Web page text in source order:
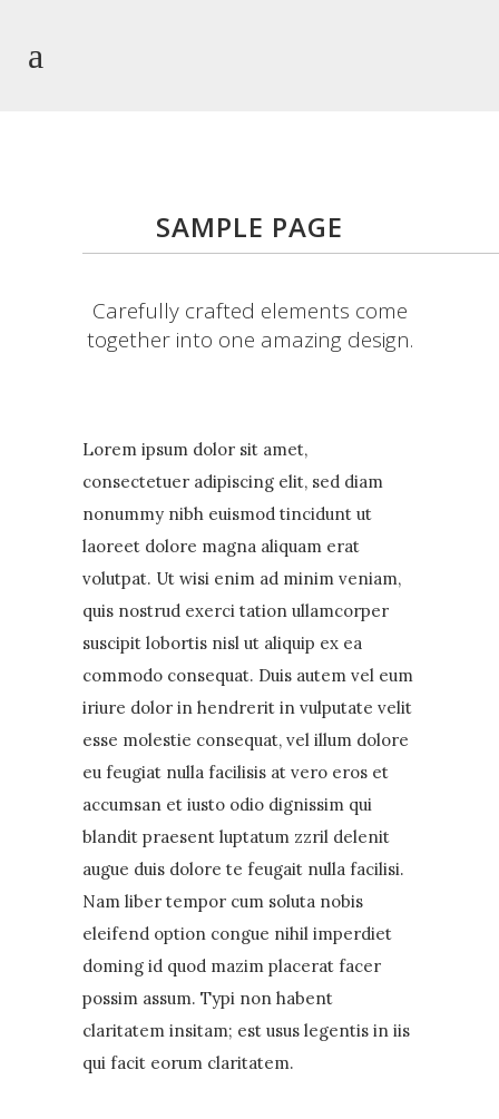
SAMPLE PAGE
Carefully crafted elements come
together into one amazing design.
Lorem ipsum dolor sit amet,
consectetuer adipiscing elit, sed diam
nonummy nibh euismod tincidunt ut
laoreet dolore magna aliquam erat
volutpat. Ut wisi enim ad minim veniam,
quis nostrud exerci tation ullamcorper
suscipit lobortis nisl ut aliquip ex ea
commodo consequat. Duis autem vel eum
iriure dolor in hendrerit in vulputate velit
esse molestie consequat, vel illum dolore
eu feugiat nulla facilisis at vero eros et
accumsan et iusto odio dignissim qui
blandit praesent luptatum zzril delenit
augue duis dolore te feugait nulla facilisi.
Nam liber tempor cum soluta nobis
eleifend option congue nihil imperdiet
doming id quod mazim placerat facer
possim assum. Typi non habent
claritatem insitam; est usus legentis in iis
qui facit eorum claritatem.